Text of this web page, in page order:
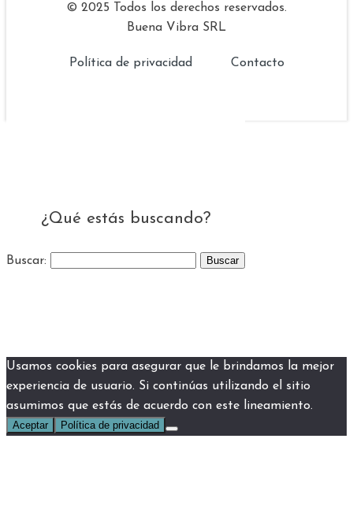
© 2025 Todos los derechos reservados.
Buena Vibra SRL
Política de privacidad Contacto
¿Qué estás buscando?
Buscar:
Usamos cookies para asegurar que le brindamos la mejor
experiencia de usuario. Si continúas utilizando el sitio
asumimos que estás de acuerdo con este lineamiento.
Aceptar Política de privacidad